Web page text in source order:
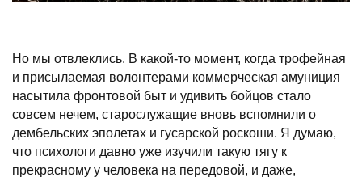
Но мы отвлеклись. В какой-то момент, когда трофейная
и присылаемая волонтерами коммерческая амуниция
насытила фронтовой быт и удивить бойцов стало
совсем нечем, старослужащие вновь вспомнили о
дембельских эполетах и гусарской роскоши. Я думаю,
что психологи давно уже изучили такую тягу к
прекрасному у человека на передовой, и даже,